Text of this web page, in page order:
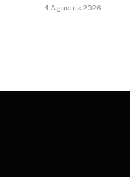
4 Agustus 2026